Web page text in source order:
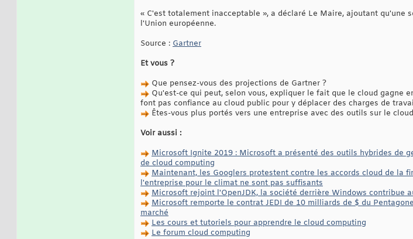
« C'est totalement inacceptable », a déclaré Le Maire, ajoutant
l'Union européenne.
Source : Gartner
Et vous ?
Que pensez-vous des projections de Gartner ?
Qu'est-ce qui peut, selon vous, expliquer le fait que le cloud gagne
font pas confiance au cloud public pour y déplacer des charges de
Êtes-vous plus portés vers une entreprise avec des outils sur le
Voir aussi :
Microsoft Ignite 2019 : Microsoft a présenté des outils hybrides de
de cloud computing
Maintenant, les Googlers protestent contre les accords cloud de la
l'entreprise pour le climat ne sont pas suffisants
Microsoft rejoint l'OpenJDK, la société derrière Windows contribue
Microsoft remporte le contrat JEDI de 10 milliards de $ du
marché
Les cours et tutoriels pour apprendre le cloud computing
Le forum cloud computing